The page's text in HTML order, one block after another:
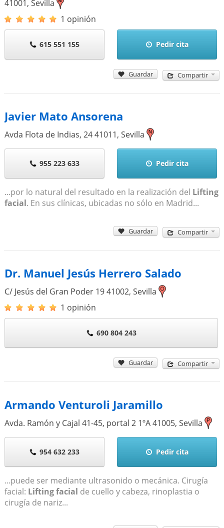
41001, Sevilla
1 opinión
615 551 155 Pedir cita
Guardar Compartir
Javier Mato Ansorena
Avda Flota de Indias, 2441011, Sevilla
955 223 633 Pedir cita
...por lo natural del resultado en la realización del Lifting
facial. En sus clínicas, ubicadas no sólo en Madrid...
Guardar Compartir
Dr. Manuel Jesús Herrero Salado
C/ Jesús del Gran Poder 1941002, Sevilla
1 opinión
690 804 243
Guardar Compartir
Armando Venturoli Jaramillo
Avda. Ramón y Cajal 41-45, portal 2 1ºA41005, Sevilla
954 632 233 Pedir cita
...puede ser mediante ultrasonido o mecánica. Cirugía
facial: Lifting facial de cuello y cabeza, rinoplastia o
cirugía de nariz...